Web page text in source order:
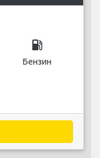
local_gas_station
Бензин